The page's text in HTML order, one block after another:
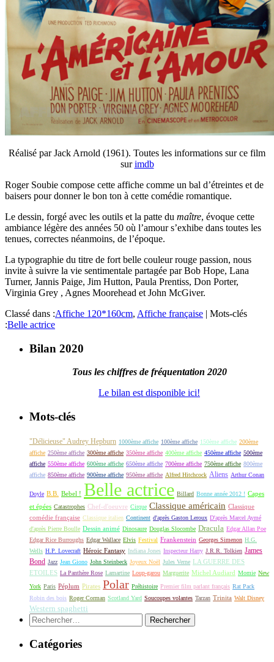
Réalisé par Jack Arnold (1961). Toutes les informations sur ce film
surimdb
Roger Soubie compose cette affiche comme un bal d’étreintes et de
baisers pour donner le bon ton à cette comédie romantique.
Le dessin, forgé avec les outils et la patte du maître, évoque cette
ambiance légère des années 50 où l’amour s’exhibe dans toutes les
tenues, correctes néanmoins, de l’époque.
La typographie du titre de fort belle couleur rouge passion, nous
invite à suivre la vie sentimentale partagée par Bob Hope, Lana
Turner, Jannis Paige, Jim Hutton, Paula Prentiss, Don Porter,
Virginia Grey , Agnes Moorehead et John McGiver.
Classé dans :Affiche 120*160cm, Affiche française | Mots-clés
:Belle actrice
Bilan 2020
Tous les chiffres de fréquentation 2020
Le bilan est disponible ici!
Mots-clés
"Délicieuse" Audrey Hepburn 1000ème affiche 100ème affiche 150ème affiche 200ème
affiche 250ème affiche 300ème affiche 350ème affiche 400ème affiche 450ème affiche 500ème
affiche 550ème affiche 600ème affiche 650ème affiche 700ème affiche 750ème affiche 800ème
affiche 850ème affiche 900ème affiche 950ème affiche Alfred Hitchcock Aliens Arthur Conan
Doyle B.B. Bebel ! Belle actrice Billard Bonne année 2012 ! Capes
et épées Catastrophes Chef-d'oeuvre Cirque Classique américain Classique
comédie française Classique italien Continent d'après Gaston Leroux D'après Marcel Aymé
d'après Pierre Boulle Dessin animé Dinosaure Douglas Slocombe Dracula Edgar Allan Poe
Edgar Rice Burroughs Edgar Wallace Elvis Festival Frankenstein Georges Simenon H.G.
Wells H.P. Lovecraft Héroic Fantasy Indiana Jones Inspecteur Harry J.R.R. Tolkien James
Bond Jazz Jean Giono John Steinbeck Joyeux Noël Jules Verne LA GUERRE DES
ETOILES La Panthère Rose Lamartine Loup-garou Marguerite Michel Audiard Momie New
York Paris Péplum Pirates Polar Préhistoire Premier film parlant français Rat Pack
Robin des bois Roger Corman Scotland Yard Soucoupes volantes Tarzan Trinita Walt Disney
Western spaghetti
Rechercher :
Catégories